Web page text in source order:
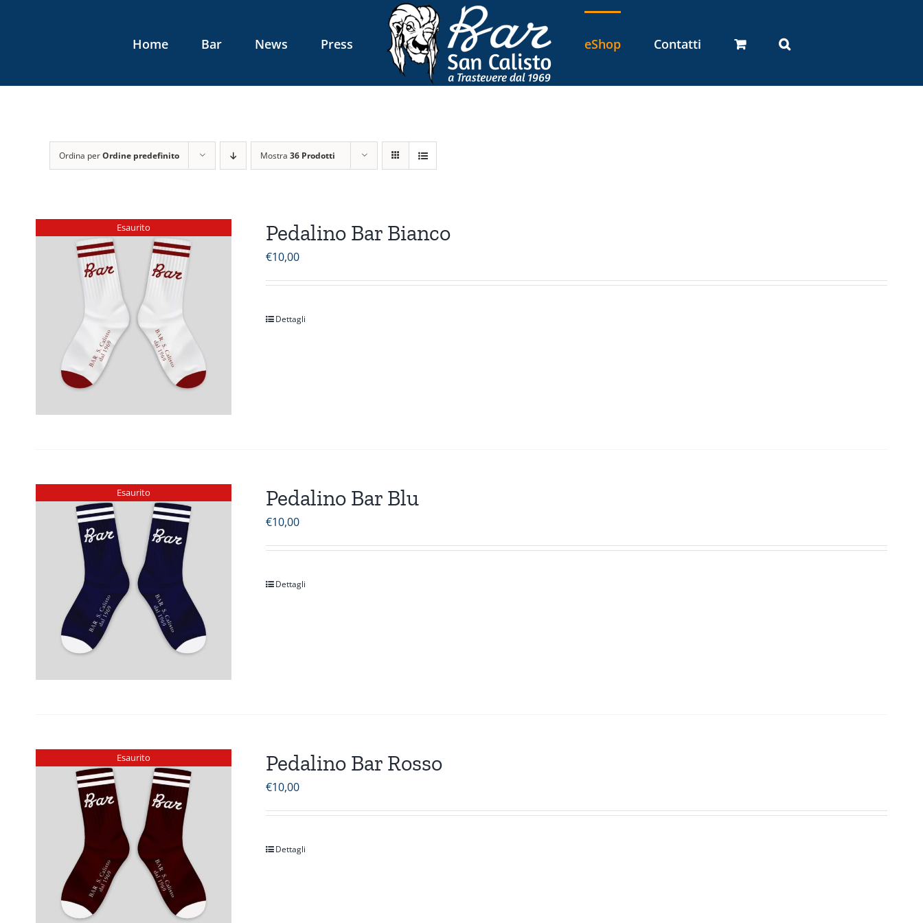
Home Bar News Press eShop Contatti
Ordina perOrdine predefinito Mostra 36 Prodotti
Esaurito Pedalino Bar Bianco
€10,00
Dettagli
Esaurito Pedalino Bar Blu
€10,00
Dettagli
Esaurito Pedalino Bar Rosso
€10,00
Dettagli